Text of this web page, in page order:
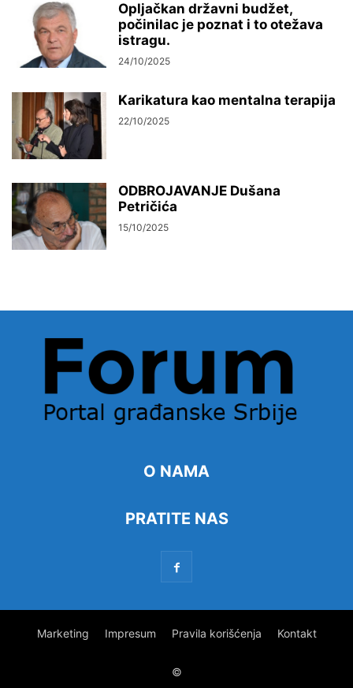
Opljačkan državni budžet,
počinilac je poznat i to otežava
istragu.
24/10/2025
Karikatura kao mentalna terapija
22/10/2025
ODBROJAVANJE Dušana
Petričića
15/10/2025
O NAMA
PRATITE NAS
Marketing Impresum Pravila korišćenja Kontakt
©